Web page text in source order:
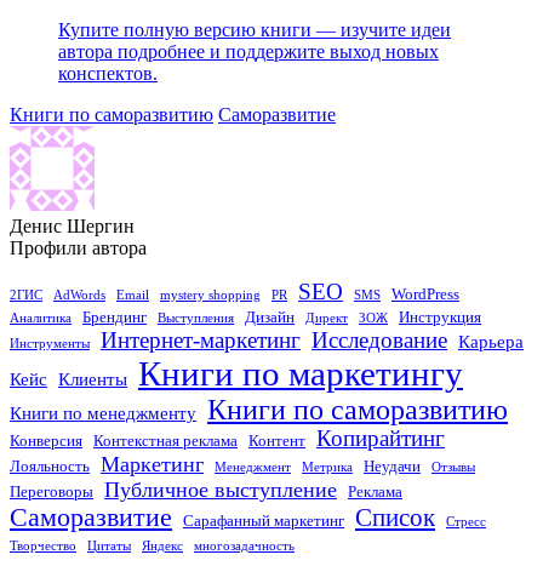
Купите полную версию книги — изучите идеи
автора подробнее и поддержите выход новых
конспектов.
Книги по саморазвитию Саморазвитие
Денис Шергин
Профили автора
2ГИС AdWords Email mystery shopping PR SEO SMS WordPress
Аналитика Брендинг Выступления Дизайн Директ ЗОЖ Инструкция
Инструменты Интернет-маркетинг Исследование Карьера
Кейс
Клиенты Книги по маркетингу
Книги по менеджменту Книги по саморазвитию
Конверсия Контекстная реклама Контент Копирайтинг
Лояльность Маркетинг Менеджмент Метрика Неудачи Отзывы
Переговоры Публичное выступление Реклама
Саморазвитие Сарафанный маркетинг Список
Стресс
Творчество
Цитаты Яндекс многозадачность